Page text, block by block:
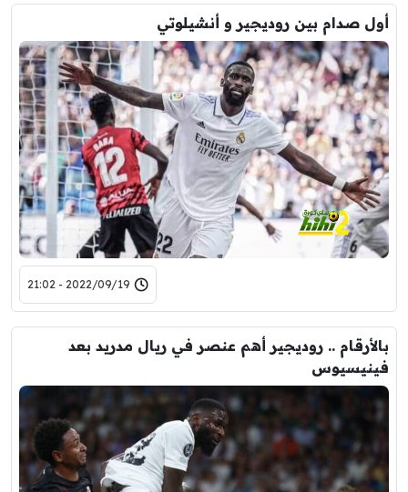
أول صدام بين روديجير و أنشيلوتي
2022/09/19 - 21:02
بالأرقام .. روديجير أهم عنصر في ريال مدريد بعد
فينيسيوس